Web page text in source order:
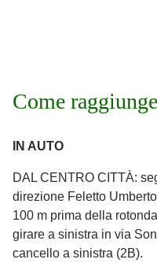
Come
IN AUTO
DAL CENTRO CITTÀ:
direzione Feletto
100 m prima della
girare a sinistra in via
cancello a sinistra (2B).